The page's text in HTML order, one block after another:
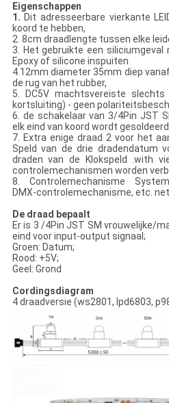
Eigenschappen
1. Dit adresseerbare vierkante
koord te hebben,
2. 8cm draadlengte tussen elke
3. Het gebruikte een
Epoxy of silicone inspuiten
4.12mm diameter 35mm diep
de rug van het rubber,
5. DC5V machtsvereiste
kortsluiting) - geen
6. de schakelaar van 3/4Pin JST
elk eind van koord wordt
7. Extra enige draad 2 voor het
Speld van de drie dradendatum
draden van de Klokspeld .with
controlemechanismen worden
8. Controlemechanisme
DMX-controlemechanisme, etc.
De draad bepaalt
Er is 3 /4Pin JST SM vrouwelijke/
eind voor input-output signaal;
Groen: Datum;
Rood: +5V;
Geel: Grond
Cordingsdiagram
4 draadversie (ws2801, lpd6803,